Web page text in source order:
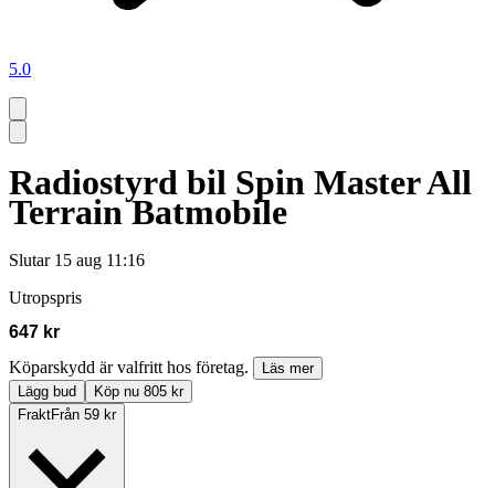
5.0
Radiostyrd bil Spin Master All
Terrain Batmobile
Slutar 15 aug 11:16
Utropspris
647 kr
Köparskydd är valfritt hos företag.
Läs mer
Lägg bud
Köp nu 805 kr
FraktFrån 59 kr